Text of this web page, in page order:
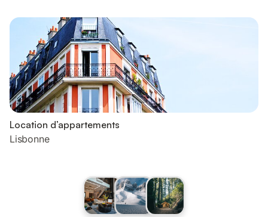
Location d’appartements
Lisbonne